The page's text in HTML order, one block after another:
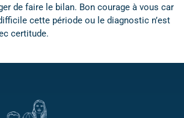
de faire le bilan. Bon courage à vous car
cette période ou le diagnostic n’est
certitude.